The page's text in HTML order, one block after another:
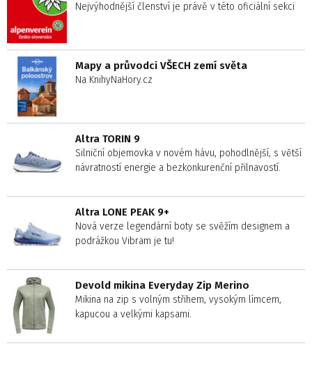
Nejvýhodnější členství je právě v této oficiální sekci
Mapy a průvodci VŠECH zemí světa
Na KnihyNaHory.cz
Altra TORIN 9
Silniční objemovka v novém hávu, pohodlnější, s větší
návratností energie a bezkonkurenční přilnavostí.
Altra LONE PEAK 9+
Nová verze legendární boty se svěžím designem a
podrážkou Vibram je tu!
Devold mikina Everyday Zip Merino
Mikina na zip s volným střihem, vysokým límcem,
kapucou a velkými kapsami.